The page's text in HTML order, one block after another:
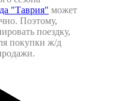
"Таврия" может
Поэтому,
поездку,
покупки ж/д